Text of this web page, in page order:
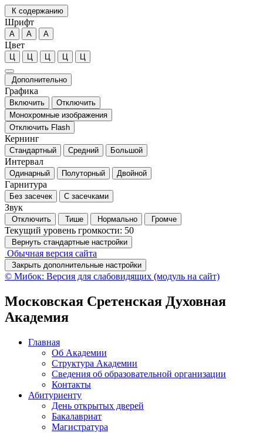
К содержанию
Шрифт
А А А
Цвет
Ц Ц Ц Ц Ц
Дополнительно
Графика
Включить
Отключить
Монохромные изображения
Отключить Flash
Кернинг
Стандартный Средний Большой
Интервал
Одинарный Полуторный Двойной
Гарнитура
Без засечек С засечками
Звук
Отключить Тише Нормально Громче
Текущий уровень громкости: 50
Вернуть стандартные настройки
Обычная версия сайта
Закрыть дополнительные настройки
© Мибок: Версия для слабовидящих (модуль на сайт)
Московская Сретенская Духовная
Академия
Главная
Об Академии
Структура Академии
Сведения об образовательной организации
Контакты
Абитуриенту
День открытых дверей
Бакалавриат
Магистратура